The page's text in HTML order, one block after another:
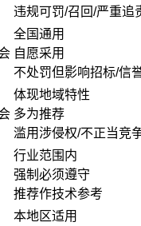
违规可罚/召回/严重追
全国通用
自愿采用
不处罚但影响招标/信
体现地域特性
多为推荐
滥用涉侵权/不正当竞
行业范围内
强制必须遵守
推荐作技术参考
本地区适用